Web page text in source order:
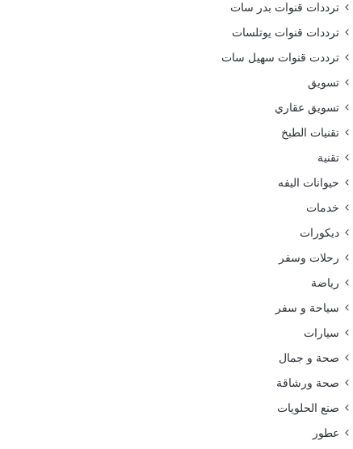
ترددات قنوات بدر سات
ترددات قنوات يوتلسات
ترددت قنوات سهيل سات
تسويق
تسويق عقاري
تقنيات الطبخ
تقنية
حيوانات اليفه
خدمات
ديكورات
رحلات وسفر
رياضة
سياحة و سفر
سيارات
صحة و جمال
صحة ورشاقة
صنع الحلويات
عطور